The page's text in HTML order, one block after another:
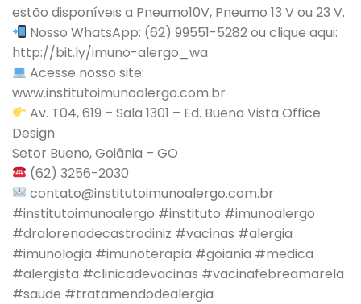
estão disponíveis a Pneumo10V, Pneumo 13 V ou 23 V.
Nosso WhatsApp: (62) 99551-5282 ou clique aqui:
http://bit.ly/imuno-alergo_wa
Acesse nosso site:
www.institutoimunoalergo.com.br
Av. T04, 619 – Sala 1301 – Ed. Buena Vista Office
Design
Setor Bueno, Goiânia – GO
(62) 3256-2030
contato@institutoimunoalergo.com.br
#institutoimunoalergo #instituto #imunoalergo
#dralorenadecastrodiniz #vacinas #alergia
#imunologia #imunoterapia #goiania #medica
#alergista #clinicadevacinas #vacinafebreamarela
#saude #tratamendodealergia